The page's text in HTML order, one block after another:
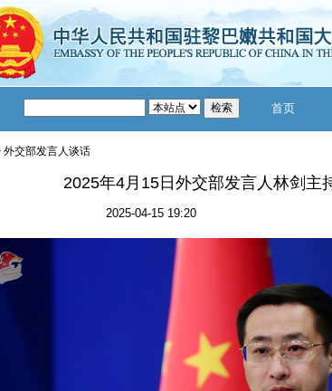
首页
外交部发言人谈话
2025年4月15日外交部发言人林剑主
2025-04-15 19:20